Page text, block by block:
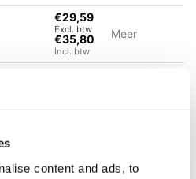
content and ads, to
€29,59
Excl. btw
€35,80
Incl. btw
Meer
Incl. btw
winkelwagen